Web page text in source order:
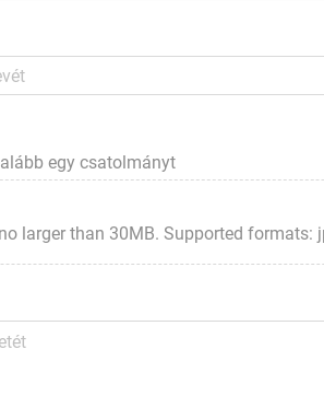
egy csatolmányt
larger than 30MB. Supported formats: